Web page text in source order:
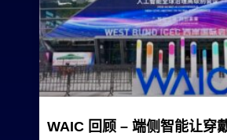
WAIC 回顾 – 端侧智能让穿